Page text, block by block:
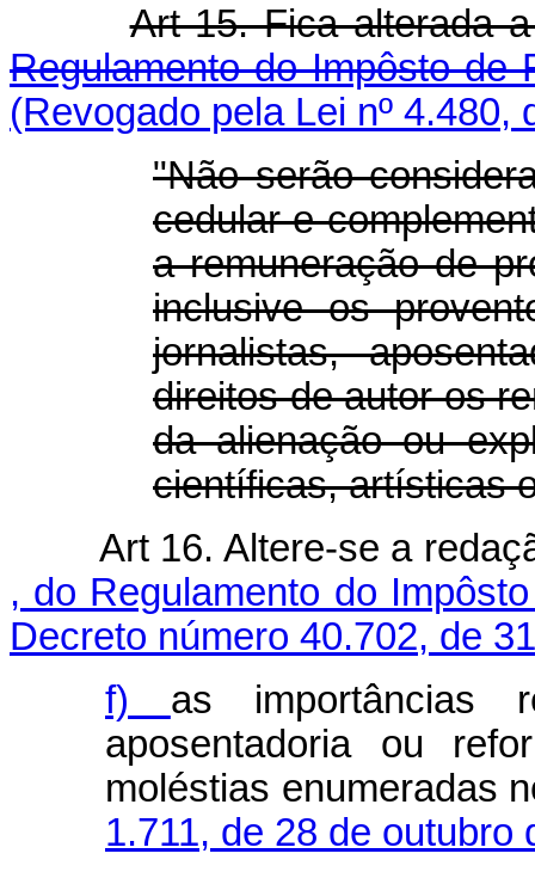
Art 15. Fica alterada
Regulamento do Impôsto de
(Revogado pela Lei nº 4.480,
"Não serão
cedular e
a remuneração de
inclusive os
jornalistas,
direitos de autor os
da alienação ou
científicas, artísticas
Art 16. Altere-se a
, do Regulamento do
Decreto número 40.702, de
f) as importâncias
aposentadoria ou
moléstias enumeradas
1.711, de 28 de outubro